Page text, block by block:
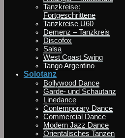
Tanzkreise:
Fortgeschrittene
Tanzkreise Ü60
Demenz – Tanzkreis
Discofox
Salsa
West Coast Swing
Tango Argentino
Solotanz
Bollywood Dance
Garde- und Schautanz
Linedance
Contemporary Dance
Commercial Dance
Modern Jazz Dance
Orientalisches Tanzen